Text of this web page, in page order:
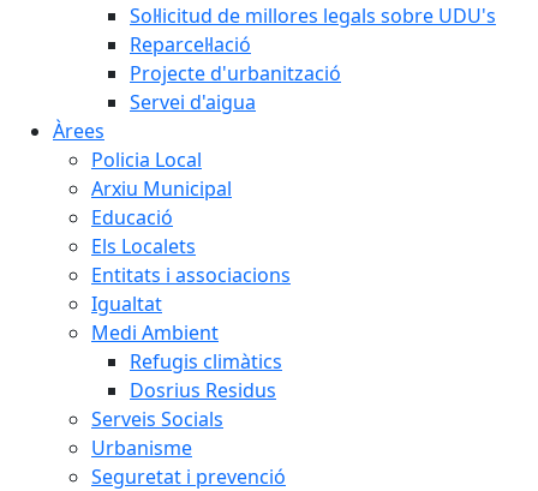
Sol·licitud de millores legals sobre UDU's
Reparcel·lació
Projecte d'urbanització
Servei d'aigua
Àrees
Policia Local
Arxiu Municipal
Educació
Els Localets
Entitats i associacions
Igualtat
Medi Ambient
Refugis climàtics
Dosrius Residus
Serveis Socials
Urbanisme
Seguretat i prevenció